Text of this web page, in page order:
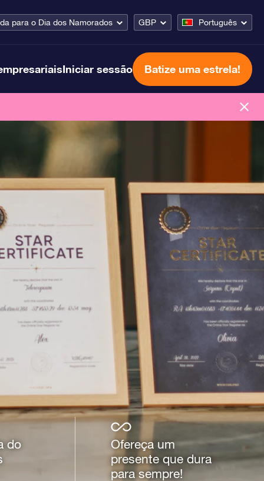
para o Dia dos Namorados GBP Português
Iniciar sessão Batize uma estrela!
do
Ofereça um
presente que dura
para sempre!